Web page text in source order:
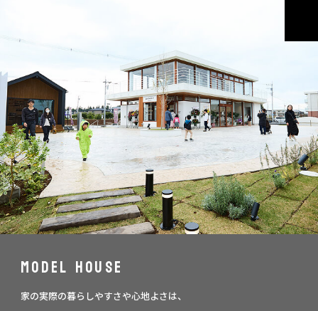
MODEL HOUSE
家の実際の暮らしやすさや心地よさは、